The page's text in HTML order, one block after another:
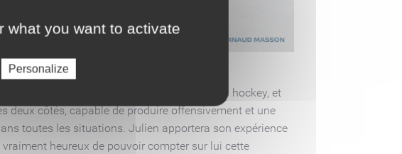
vraie relation, une amitié qui va au-delà du hockey, et
deux côtés, capable de produire offensivement et une
toutes les situations. Julien apportera son expérience
heureux de pouvoir compter sur lui cette
what you want to activate
Personalize